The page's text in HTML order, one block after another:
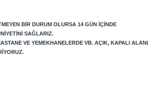
BIR DURUM OLURSA 14 GÜN IÇINDE
SAĞLARIZ.
VE YEMEKHANELERDE VB. AÇIK, KAPALI